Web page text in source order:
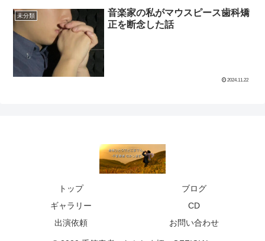
未分類
音楽家の私がマウスピース歯科矯
正を断念した話
2024.11.22
トップ
ブログ
ギャラリー
CD
出演依頼
お問い合わせ